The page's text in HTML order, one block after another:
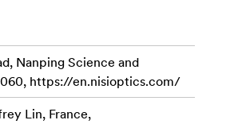
Nanping Science and
https://en.nisioptics.com/
Lin, France,